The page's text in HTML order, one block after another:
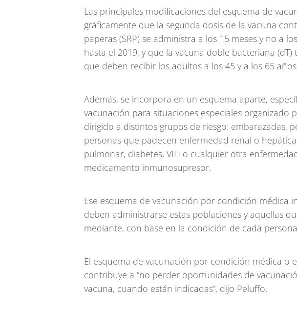
Las principales modificaciones del esquema de
gráficamente que la segunda dosis de la vacuna
paperas (SRP) se administra a los 15 meses y no a
hasta el 2019, y que la vacuna doble bacteriana
que deben recibir los adultos a los 45 y a los 65
Además, se incorpora en un esquema aparte,
vacunación para situaciones especiales organizado
dirigido a distintos grupos de riesgo: embarazadas,
personas que padecen enfermedad renal o
pulmonar, diabetes, VIH o cualquier otra
medicamento inmunosupresor.
Ese esquema de vacunación por condición médica
deben administrarse estas poblaciones y aquellas
mediante, con base en la condición de cada
El esquema de vacunación por condición médica o
contribuye a “no perder oportunidades de
vacuna, cuando están indicadas”, dijo Peluffo.